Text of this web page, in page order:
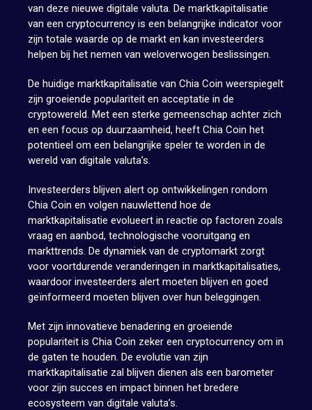
van deze nieuwe digitale valuta. De marktkapitalisatie
van een cryptocurrency is een belangrijke indicator voor
zijn totale waarde op de markt en kan investeerders
helpen bij het nemen van weloverwogen beslissingen.
De huidige marktkapitalisatie van Chia Coin weerspiegelt
zijn groeiende populariteit en acceptatie in de
cryptowereld. Met een sterke gemeenschap achter zich
en een focus op duurzaamheid, heeft Chia Coin het
potentieel om een belangrijke speler te worden in de
wereld van digitale valuta’s.
Investeerders blijven alert op ontwikkelingen rondom
Chia Coin en volgen nauwlettend hoe de
marktkapitalisatie evolueert in reactie op factoren zoals
vraag en aanbod, technologische vooruitgang en
markttrends. De dynamiek van de cryptomarkt zorgt
voor voortdurende veranderingen in marktkapitalisaties,
waardoor investeerders alert moeten blijven en goed
geïnformeerd moeten blijven over hun beleggingen.
Met zijn innovatieve benadering en groeiende
populariteit is Chia Coin zeker een cryptocurrency om in
de gaten te houden. De evolutie van zijn
marktkapitalisatie zal blijven dienen als een barometer
voor zijn succes en impact binnen het bredere
ecosysteem van digitale valuta’s.